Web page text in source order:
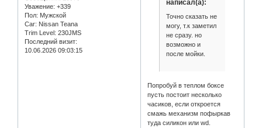
Уважение: +339
Пол: Мужской
Car: Nissan Teana
Trim Level: 230JMS
Последний визит:
10.06.2026 09:03:15
написал(а):
Точно сказать не
могу, т.к заметил
не сразу. но
возможно и
после мойки.
Попробуй в теплом боксе
пусть постоит несколько
часиков, если откроется
смажь механизм пофыркав
туда силикон или wd.